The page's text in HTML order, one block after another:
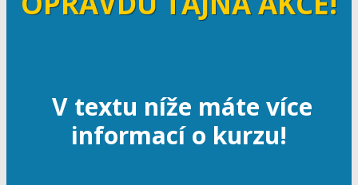
V textu níže máte více
informací o kurzu!